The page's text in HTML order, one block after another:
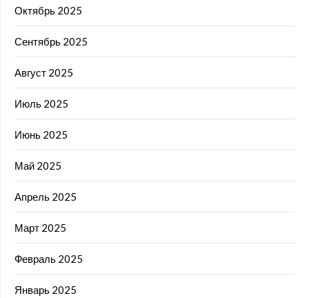
Октябрь 2025
Сентябрь 2025
Август 2025
Июль 2025
Июнь 2025
Май 2025
Апрель 2025
Март 2025
Февраль 2025
Январь 2025